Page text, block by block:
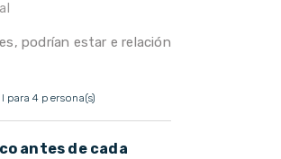
podrían estar e relación
para 4 persona(s)
antes de cada